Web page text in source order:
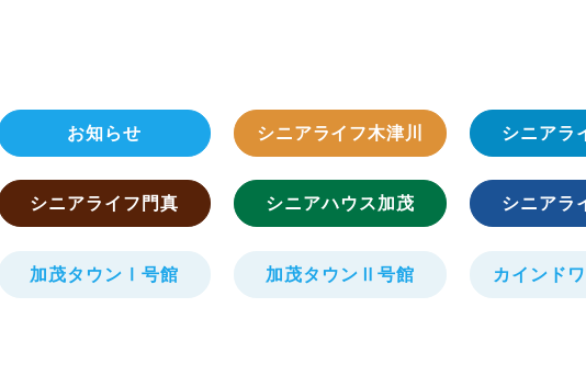
お知らせ シニアライフ木津川 シニアラ
シニアライフ門真 シニアハウス加茂 シニアラ
加茂タウンⅠ号館 加茂タウンⅡ号館 カインド